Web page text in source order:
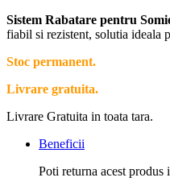
Sistem Rabatare pentru
fiabil si rezistent, solutia ideala
Stoc permanent.
Livrare gratuita.
Livrare Gratuita in toata tara.
Beneficii
Poti returna acest